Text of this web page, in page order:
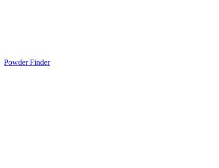
Powder Finder